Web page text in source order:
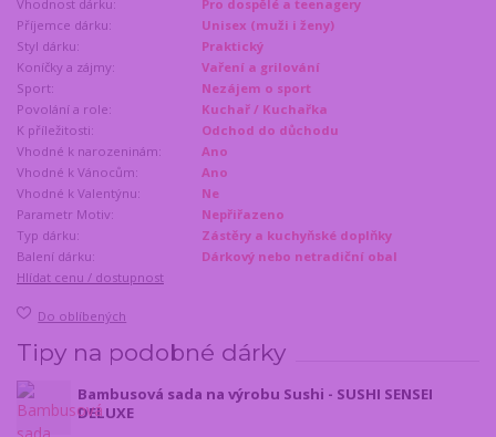
Vhodnost dárku:
Pro dospělé a teenagery
Příjemce dárku:
Unisex (muži i ženy)
Styl dárku:
Praktický
Koníčky a zájmy:
Vaření a grilování
Sport:
Nezájem o sport
Povolání a role:
Kuchař / Kuchařka
K příležitosti:
Odchod do důchodu
Vhodné k narozeninám:
Ano
Vhodné k Vánocům:
Ano
Vhodné k Valentýnu:
Ne
Parametr Motiv:
Nepřiřazeno
Typ dárku:
Zástěry a kuchyňské doplňky
Balení dárku:
Dárkový nebo netradiční obal
Hlídat cenu / dostupnost
Do oblíbených
Tipy na podobné dárky
Bambusová sada na výrobu Sushi - SUSHI SENSEI
DELUXE